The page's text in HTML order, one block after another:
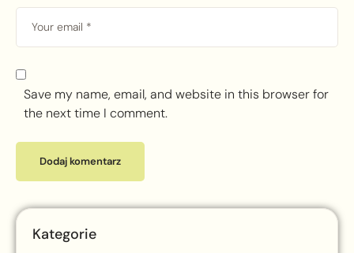
Save my name, email, and website in this browser for
the next time I comment.
Kategorie